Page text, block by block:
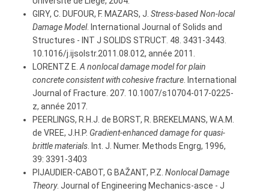
GIRY, C. DUFOUR, F. MAZARS, J. Stress-based Non-local
Damage Model. International Journal of Solids and
Structures - INT J SOLIDS STRUCT. 48. 3431-3443.
10.1016/j.ijsolstr.2011.08.012, année 2011.
LORENTZ E. A nonlocal damage model for plain
concrete consistent with cohesive fracture . International
Journal of Fracture. 207. 10.1007/s10704-017-0225-
z, année 2017.
PEERLINGS, R.H.J. de BORST, R. BREKELMANS, W.A.M.
de VREE, J.H.P. Gradient-enhanced damage for quasi-
brittle materials . Int. J. Numer. Methods Engrg, 1996,
39: 3391-3403
PIJAUDIER-CABOT, G BAŽANT, P.Z. Nonlocal Damage
Theory. Journal of Engineering Mechanics-asce - J